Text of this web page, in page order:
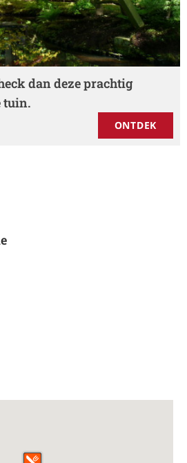
dan deze prachtig
tuin.
ONTDEK